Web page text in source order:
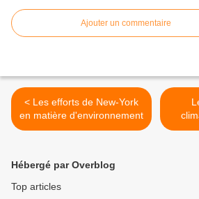
Ajouter un commentaire
< Les efforts de New-York
en matière d'environnement
Hébergé par Overblog
Top articles